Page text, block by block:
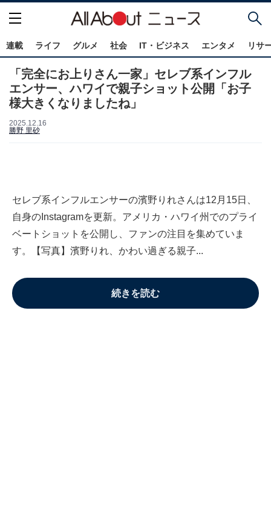
連載 ライフ グルメ 社会 IT・ビジネス エンタメ リサ
「完全にお上りさん一家」セレブ系インフル
エンサー、ハワイで親子ショット公開「お子
様大きくなりましたね」
2025.12.16
勝野 里砂
セレブ系インフルエンサーの濱野りれさんは12月15日、
自身のInstagramを更新。アメリカ・ハワイ州でのプライ
ベートショットを公開し、ファンの注目を集めていま
す。【写真】濱野りれ、かわい過ぎる親子...
続きを読む